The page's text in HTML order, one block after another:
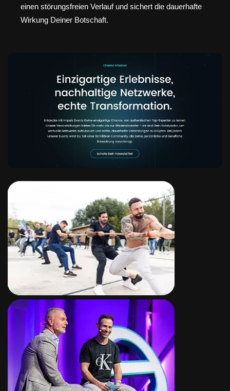
einen störungsfreien Verlauf und sichert die dauerhafte
Wirkung Deiner Botschaft.